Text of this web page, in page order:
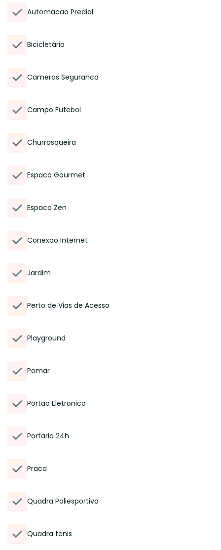
Automacao Predial
Bicicletário
Cameras Seguranca
Campo Futebol
Churrasqueira
Espaco Gourmet
Espaco Zen
Conexao Internet
Jardim
Perto de Vias de Acesso
Playground
Pomar
Portao Eletronico
Portaria 24h
Praca
Quadra Poliesportiva
Quadra tenis